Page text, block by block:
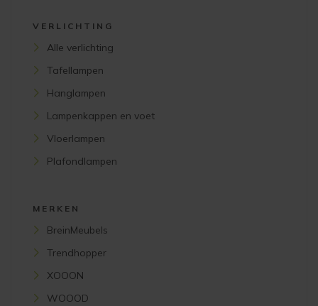
VERLICHTING
Alle verlichting
Tafellampen
Hanglampen
Lampenkappen en voet
Vloerlampen
Plafondlampen
MERKEN
BreinMeubels
Trendhopper
XOOON
WOOOD